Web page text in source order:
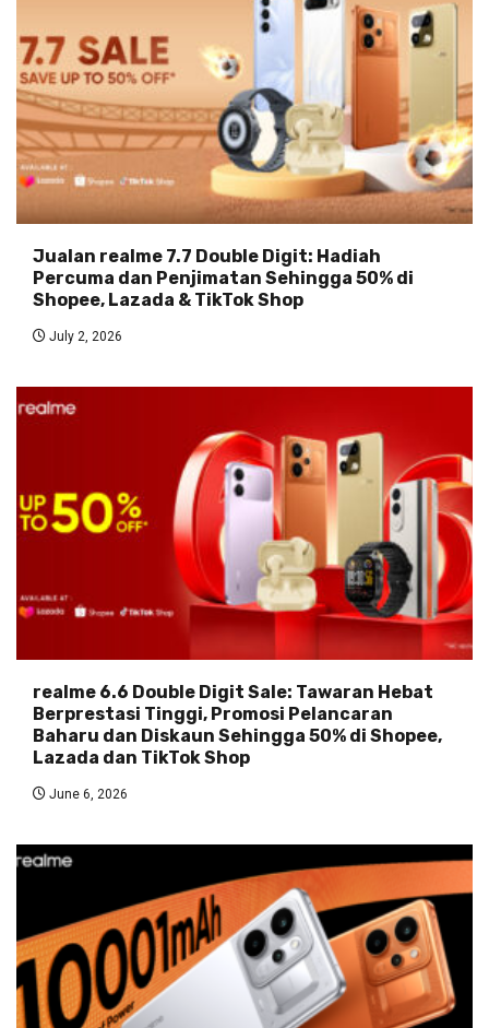
Jualan realme 7.7 Double Digit: Hadiah
Percuma dan Penjimatan Sehingga 50% di
Shopee, Lazada & TikTok Shop
July 2, 2026
realme 6.6 Double Digit Sale: Tawaran Hebat
Berprestasi Tinggi, Promosi Pelancaran
Baharu dan Diskaun Sehingga 50% di Shopee,
Lazada dan TikTok Shop
June 6, 2026